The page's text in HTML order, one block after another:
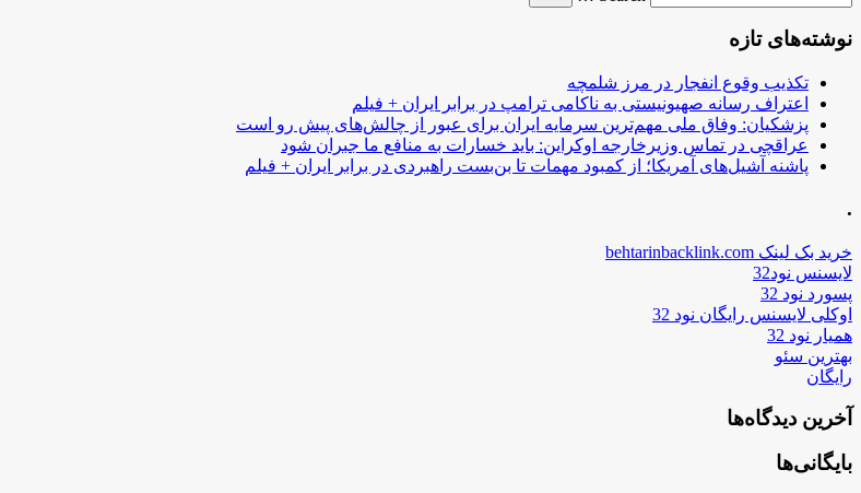
نوشته‌های تازه
تکذیب وقوع انفجار در مرز شلمچه
اعتراف رسانه صهیونیستی به ناکامی ترامپ در برابر ایران + فیلم
پزشکیان: وفاق ملی مهم‌ترین سرمایه ایران برای عبور از چالش‌های پیش رو است
عراقچی در تماس وزیرخارجه اوکراین: باید خسارات به منافع ما جبران شود
پاشنه آشیل‌های آمریکا؛ از کمبود مهمات تا بن‌بست راهبردی در برابر ایران + فیلم
.
خرید بک لینک behtarinbacklink.com
لایسنس نود32
پسورد نود 32
اوکلی لایسنس رایگان نود 32
همیار نود 32
بهترین سئو
رایگان
آخرین دیدگاه‌ها
بایگانی‌ها